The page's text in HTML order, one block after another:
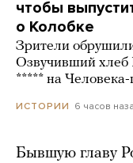
чтобы
о Колобке
Зрители
Озвучивший хлеб
***** на
ИСТОРИИ 6 часов
Бывшую главу